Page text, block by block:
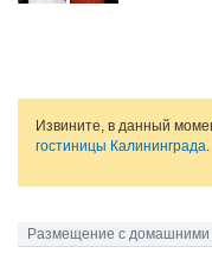
Извините, в данный
гостиницы Калининграда.
Размещение с домашними